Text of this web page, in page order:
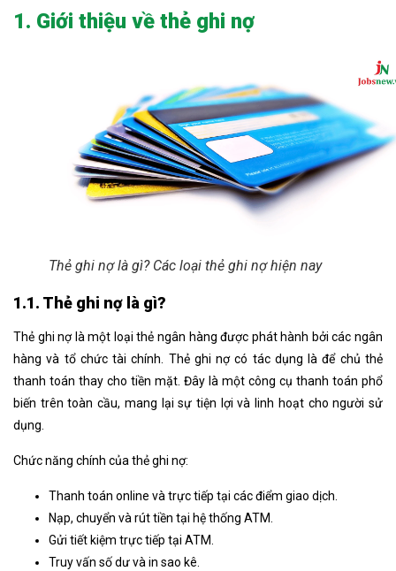
1. Giới thiệu về thẻ ghi nợ
Thẻ ghi nợ là gì? Các loại thẻ ghi nợ hiện nay
1.1. Thẻ ghi nợ là gì?
Thẻ ghi nợ là một loại thẻ ngân hàng được phát hành bởi các ngân
hàng và tổ chức tài chính. Thẻ ghi nợ có tác dụng là để chủ thẻ
thanh toán thay cho tiền mặt. Đây là một công cụ thanh toán phổ
biến trên toàn cầu, mang lại sự tiện lợi và linh hoạt cho người sử
dụng.
Chức năng chính của thẻ ghi nợ:
Thanh toán online và trực tiếp tại các điểm giao dịch.
Nạp, chuyển và rút tiền tại hệ thống ATM.
Gửi tiết kiệm trực tiếp tại ATM.
Truy vấn số dư và in sao kê.